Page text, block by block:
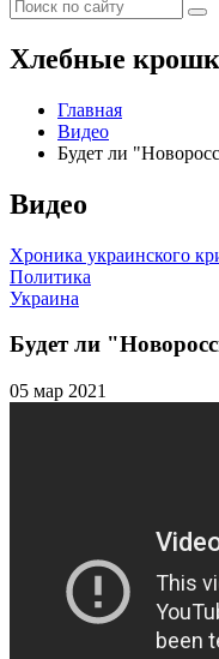
Хлебные
Главная
Видео
Будет ли
Видео
Хроника украинского
Политика
Украина
Будет ли
05 мар 2021